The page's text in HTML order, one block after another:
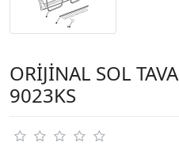
ORİJİNAL SOL
9023KS